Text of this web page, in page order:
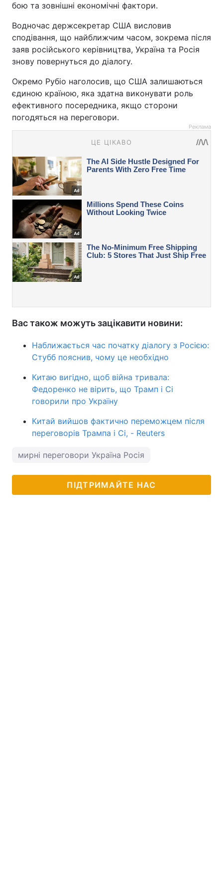
бою та зовнішні економічні фактори.
Водночас держсекретар США висловив
сподівання, що найближчим часом, зокрема після
заяв російського керівництва, Україна та Росія
знову повернуться до діалогу.
Окремо Рубіо наголосив, що США залишаються
єдиною країною, яка здатна виконувати роль
ефективного посередника, якщо сторони
погодяться на переговори.
Реклама
Вас також можуть зацікавити новини:
Наближається час початку діалогу з Росією:
Стубб пояснив, чому це необхідно
Китаю вигідно, щоб війна тривала:
Федоренко не вірить, що Трамп і Сі
говорили про Україну
Китай вийшов фактично переможцем після
переговорів Трампа і Сі, - Reuters
мирні переговори Україна Росія
ПІДТРИМАЙТЕ НАС